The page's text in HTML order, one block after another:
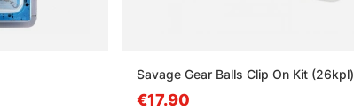
Savage Gear Balls Clip On Kit (26kpl)
€17.90